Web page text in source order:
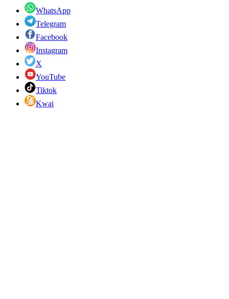
WhatsApp
Telegram
Facebook
Instagram
X
YouTube
Tiktok
Kwai